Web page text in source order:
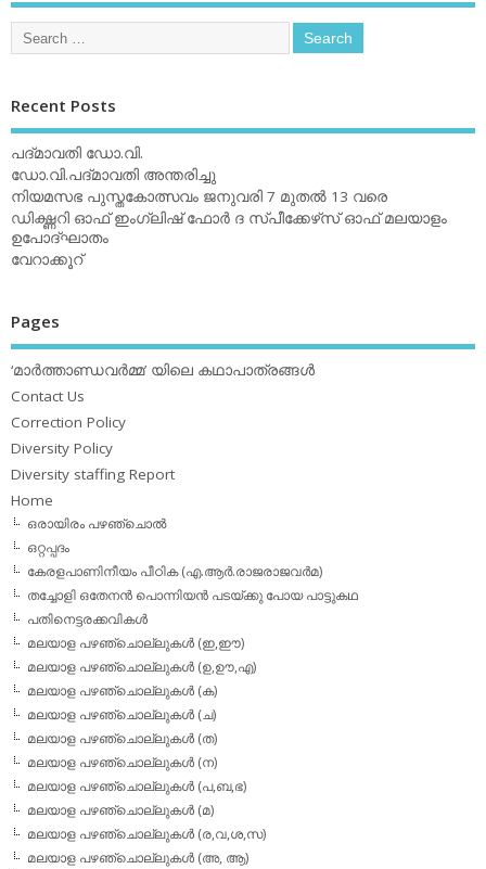
Recent Posts
പദ്മാവതി ഡോ.വി.
ഡോ.വി.പദ്മാവതി അന്തരിച്ചു
നിയമസഭ പുസ്തകോത്സവം ജനുവരി 7 മുതല്‍ 13 വരെ
ഡിക്ഷ്ണറി ഓഫ് ഇംഗ്ലിഷ് ഫോര്‍ ദ സ്പീക്കേഴ്‌സ് ഓഫ് മലയാളം
ഉപോദ്ഘാതം
വേറാക്കൂറ്
Pages
‘മാര്‍ത്താണ്ഡവര്‍മ്മ’ യിലെ കഥാപാത്രങ്ങള്‍
Contact Us
Correction Policy
Diversity Policy
Diversity staffing Report
Home
ഒരായിരം പഴഞ്ചൊല്‍
ഒറ്റപ്പദം
കേരളപാണിനീയം പീഠിക (എ.ആര്‍.രാജരാജവര്‍മ)
തച്ചോളി ഒതേനൻ പൊന്നിയൻ പടയ്‌ക്കു പോയ പാട്ടുകഥ
പതിനെട്ടരക്കവികള്‍
മലയാള പഴഞ്ചൊല്ലുകള്‍ (ഇ,ഈ)
മലയാള പഴഞ്ചൊല്ലുകള്‍ (ഉ,ഊ,എ)
മലയാള പഴഞ്ചൊല്ലുകള്‍ (ക)
മലയാള പഴഞ്ചൊല്ലുകള്‍ (ച)
മലയാള പഴഞ്ചൊല്ലുകള്‍ (ത)
മലയാള പഴഞ്ചൊല്ലുകള്‍ (ന)
മലയാള പഴഞ്ചൊല്ലുകള്‍ (പ,ബ,ഭ)
മലയാള പഴഞ്ചൊല്ലുകള്‍ (മ)
മലയാള പഴഞ്ചൊല്ലുകള്‍ (ര,വ,ശ,സ)
മലയാള പഴഞ്ചൊല്ലുകൾ (അ, ആ)